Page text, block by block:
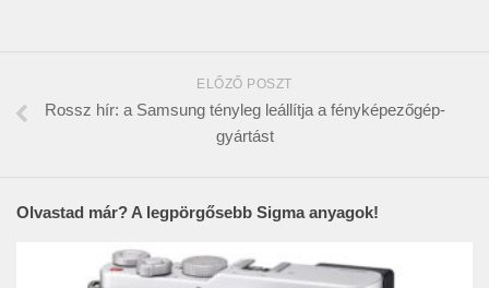
ELŐZŐ POSZT
Rossz hír: a Samsung tényleg leállítja a fényképezőgép-
gyártást
Olvastad már? A legpörgősebb Sigma anyagok!